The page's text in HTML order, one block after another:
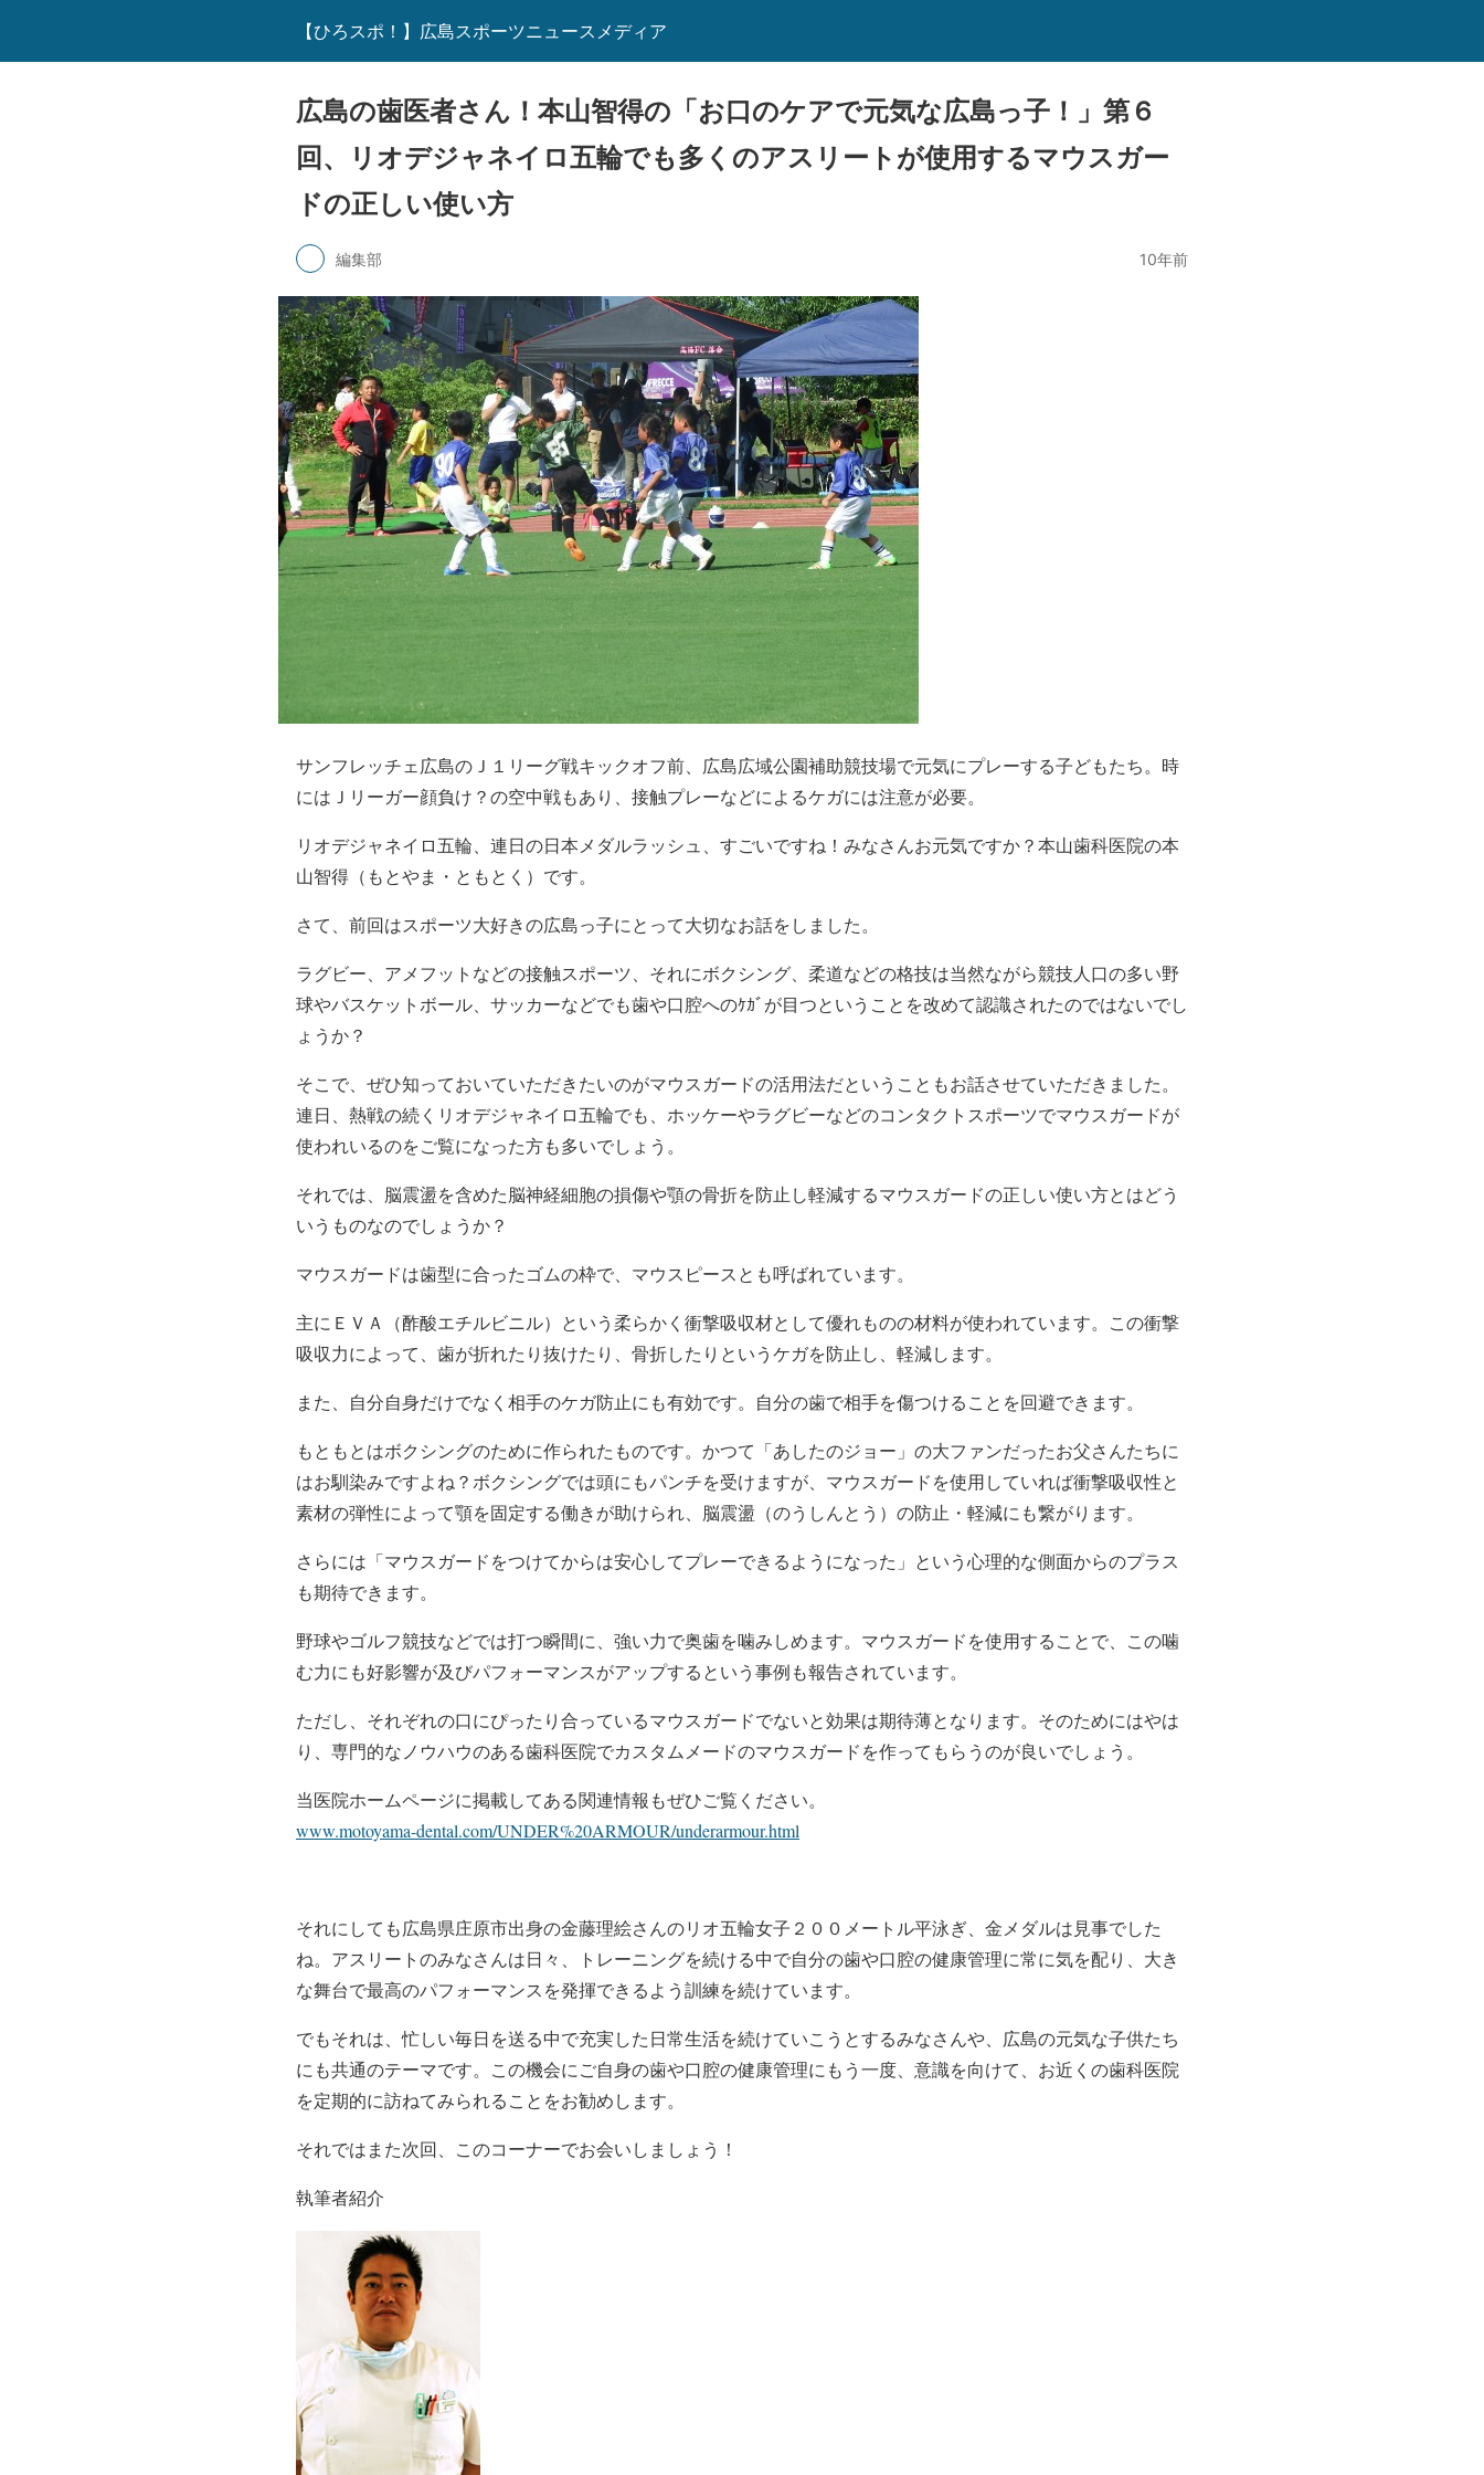
【ひろスポ！】広島スポーツニュースメディア
広島の歯医者さん！本山智得の「お口のケアで元気な広島っ子！」第６
回、リオデジャネイロ五輪でも多くのアスリートが使用するマウスガー
ドの正しい使い方
編集部 10年前
サンフレッチェ広島のＪ１リーグ戦キックオフ前、広島広域公園補助競技場で元気にプレーする子どもたち。時
にはＪリーガー顔負け？の空中戦もあり、接触プレーなどによるケガには注意が必要。
リオデジャネイロ五輪、連日の日本メダルラッシュ、すごいですね！みなさんお元気ですか？本山歯科医院の本
山智得（もとやま・ともとく）です。
さて、前回はスポーツ大好きの広島っ子にとって大切なお話をしました。
ラグビー、アメフットなどの接触スポーツ、それにボクシング、柔道などの格技は当然ながら競技人口の多い野
球やバスケットボール、サッカーなどでも歯や口腔へのｹｶﾞが目つということを改めて認識されたのではないでし
ょうか？
そこで、ぜひ知っておいていただきたいのがマウスガードの活用法だということもお話させていただきました。
連日、熱戦の続くリオデジャネイロ五輪でも、ホッケーやラグビーなどのコンタクトスポーツでマウスガードが
使われいるのをご覧になった方も多いでしょう。
それでは、脳震盪を含めた脳神経細胞の損傷や顎の骨折を防止し軽減するマウスガードの正しい使い方とはどう
いうものなのでしょうか？
マウスガードは歯型に合ったゴムの枠で、マウスピースとも呼ばれています。
主にＥＶＡ（酢酸エチルビニル）という柔らかく衝撃吸収材として優れものの材料が使われています。この衝撃
吸収力によって、歯が折れたり抜けたり、骨折したりというケガを防止し、軽減します。
また、自分自身だけでなく相手のケガ防止にも有効です。自分の歯で相手を傷つけることを回避できます。
もともとはボクシングのために作られたものです。かつて「あしたのジョー」の大ファンだったお父さんたちに
はお馴染みですよね？ボクシングでは頭にもパンチを受けますが、マウスガードを使用していれば衝撃吸収性と
素材の弾性によって顎を固定する働きが助けられ、脳震盪（のうしんとう）の防止・軽減にも繋がります。
さらには「マウスガードをつけてからは安心してプレーできるようになった」という心理的な側面からのプラス
も期待できます。
野球やゴルフ競技などでは打つ瞬間に、強い力で奥歯を噛みしめます。マウスガードを使用することで、この噛
む力にも好影響が及びパフォーマンスがアップするという事例も報告されています。
ただし、それぞれの口にぴったり合っているマウスガードでないと効果は期待薄となります。そのためにはやは
り、専門的なノウハウのある歯科医院でカスタムメードのマウスガードを作ってもらうのが良いでしょう。
当医院ホームページに掲載してある関連情報もぜひご覧ください。
www.motoyama-dental.com/UNDER%20ARMOUR/underarmour.html
それにしても広島県庄原市出身の金藤理絵さんのリオ五輪女子２００メートル平泳ぎ、金メダルは見事でした
ね。アスリートのみなさんは日々、トレーニングを続ける中で自分の歯や口腔の健康管理に常に気を配り、大き
な舞台で最高のパフォーマンスを発揮できるよう訓練を続けています。
でもそれは、忙しい毎日を送る中で充実した日常生活を続けていこうとするみなさんや、広島の元気な子供たち
にも共通のテーマです。この機会にご自身の歯や口腔の健康管理にもう一度、意識を向けて、お近くの歯科医院
を定期的に訪ねてみられることをお勧めします。
それではまた次回、このコーナーでお会いしましょう！
執筆者紹介